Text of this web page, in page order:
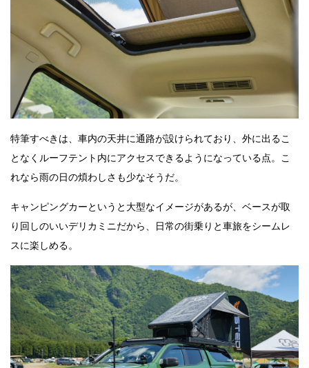
特筆すべきは、車内の天井に通路が設けられており、外に出るこ
となくルーフテント内にアクセスできるようになっている点。こ
れなら雨の日の煩わしさも少なそうだ。
キャンピングカーというと大型なイメージがあるが、ベースが取
り回しのいいデリカミニだから、日常の街乗りと車旅をシームレ
スに楽しめる。